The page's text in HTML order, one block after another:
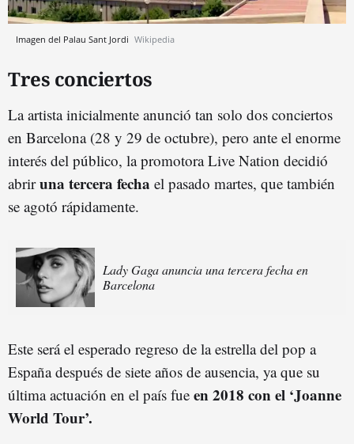
Imagen del Palau Sant Jordi Wikipedia
Tres conciertos
La artista inicialmente anunció tan solo dos conciertos
en Barcelona (28 y 29 de octubre), pero ante el enorme
interés del público, la promotora Live Nation decidió
abriruna tercera fecha el pasado martes, que también
se agotó rápidamente.
Lady Gaga anuncia una tercera fecha en
Barcelona
Este será el esperado regreso de la estrella del pop a
España después de siete años de ausencia, ya que su
última actuación en el país fue en 2018 con el ‘Joanne
World Tour’.